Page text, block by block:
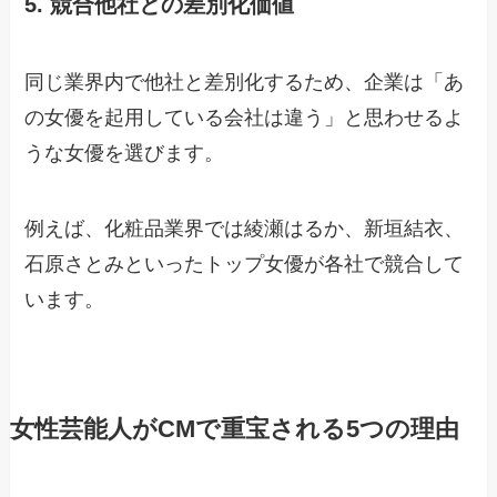
同じ業界内で他社と差別化するため、企業は「あ
の女優を起用している会社は違う」と思わせるよ
うな女優を選びます。
例えば、化粧品業界では綾瀬はるか、新垣結衣、
石原さとみといったトップ女優が各社で競合して
います。
女性芸能人がCMで重宝される5つの理由